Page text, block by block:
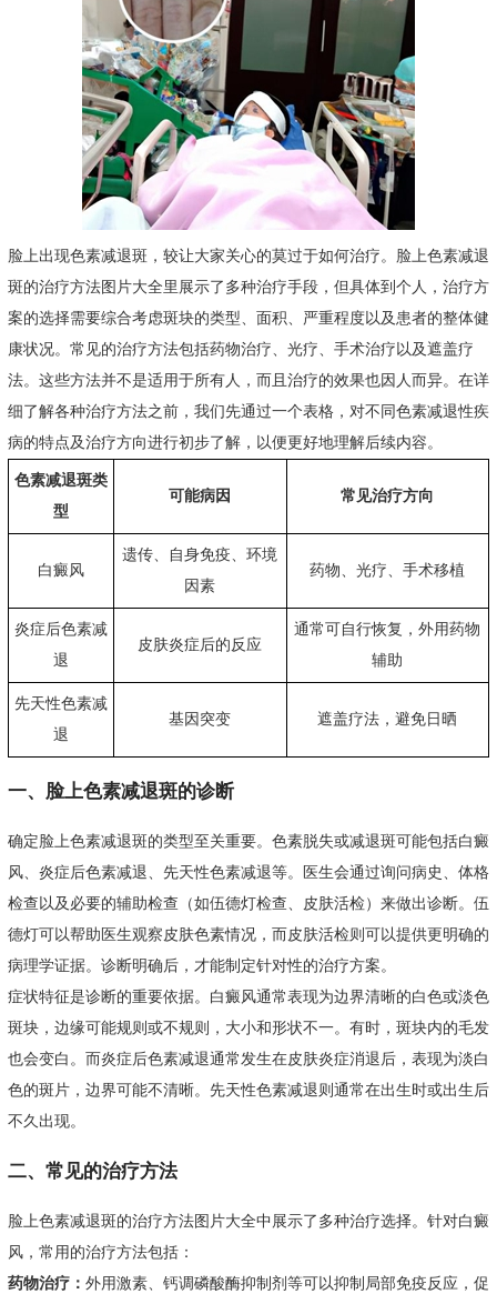
脸上出现色素减退斑，较让大家关心的莫过于如何治疗。脸上色素减退
斑的治疗方法图片大全里展示了多种治疗手段，但具体到个人，治疗方
案的选择需要综合考虑斑块的类型、面积、严重程度以及患者的整体健
康状况。常见的治疗方法包括药物治疗、光疗、手术治疗以及遮盖疗
法。这些方法并不是适用于所有人，而且治疗的效果也因人而异。在详
细了解各种治疗方法之前，我们先通过一个表格，对不同色素减退性疾
病的特点及治疗方向进行初步了解，以便更好地理解后续内容。
色素减退斑类
型
可能病因 常见治疗方向
白癜风
遗传、自身免疫、环境
因素
药物、光疗、手术移植
炎症后色素减
退
皮肤炎症后的反应
通常可自行恢复，外用药物
辅助
先天性色素减
退
基因突变 遮盖疗法，避免日晒
一、脸上色素减退斑的诊断
确定脸上色素减退斑的类型至关重要。色素脱失或减退斑可能包括白癜
风、炎症后色素减退、先天性色素减退等。医生会通过询问病史、体格
检查以及必要的辅助检查（如伍德灯检查、皮肤活检）来做出诊断。伍
德灯可以帮助医生观察皮肤色素情况，而皮肤活检则可以提供更明确的
病理学证据。诊断明确后，才能制定针对性的治疗方案。
症状特征是诊断的重要依据。白癜风通常表现为边界清晰的白色或淡色
斑块，边缘可能规则或不规则，大小和形状不一。有时，斑块内的毛发
也会变白。而炎症后色素减退通常发生在皮肤炎症消退后，表现为淡白
色的斑片，边界可能不清晰。先天性色素减退则通常在出生时或出生后
不久出现。
二、常见的治疗方法
脸上色素减退斑的治疗方法图片大全中展示了多种治疗选择。针对白癜
风，常用的治疗方法包括：
药物治疗： 外用激素、钙调磷酸酶抑制剂等可以抑制局部免疫反应，促